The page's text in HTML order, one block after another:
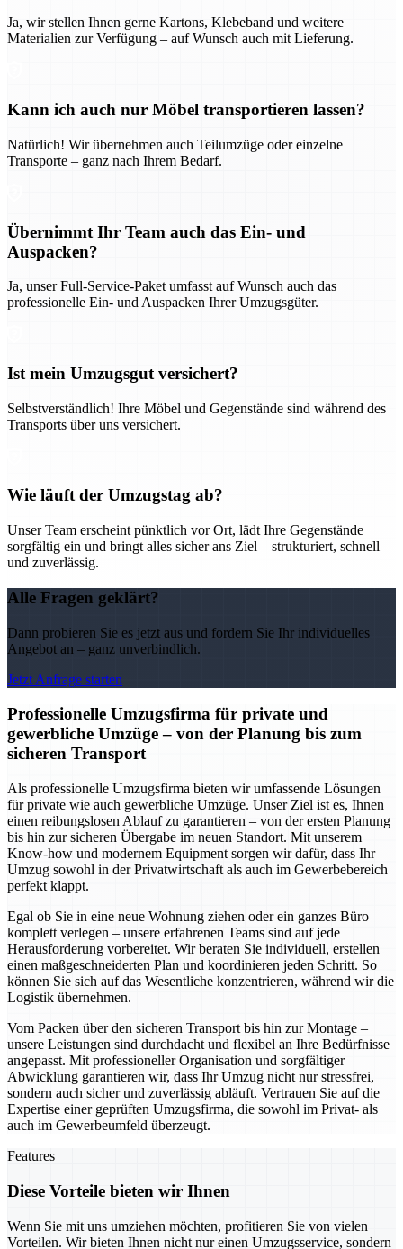
Ja, wir stellen Ihnen gerne Kartons, Klebeband und weitere
Materialien zur Verfügung – auf Wunsch auch mit Lieferung.
Kann ich auch nur Möbel transportieren lassen?
Natürlich! Wir übernehmen auch Teilumzüge oder einzelne
Transporte – ganz nach Ihrem Bedarf.
Übernimmt Ihr Team auch das Ein- und
Auspacken?
Ja, unser Full-Service-Paket umfasst auf Wunsch auch das
professionelle Ein- und Auspacken Ihrer Umzugsgüter.
Ist mein Umzugsgut versichert?
Selbstverständlich! Ihre Möbel und Gegenstände sind während des
Transports über uns versichert.
Wie läuft der Umzugstag ab?
Unser Team erscheint pünktlich vor Ort, lädt Ihre Gegenstände
sorgfältig ein und bringt alles sicher ans Ziel – strukturiert, schnell
und zuverlässig.
Alle Fragen geklärt?
Dann probieren Sie es jetzt aus und fordern Sie Ihr individuelles
Angebot an – ganz unverbindlich.
Jetzt Anfrage starten
Professionelle Umzugsfirma für private und
gewerbliche Umzüge – von der Planung bis zum
sicheren Transport
Als professionelle Umzugsfirma bieten wir umfassende Lösungen
für private wie auch gewerbliche Umzüge. Unser Ziel ist es, Ihnen
einen reibungslosen Ablauf zu garantieren – von der ersten Planung
bis hin zur sicheren Übergabe im neuen Standort. Mit unserem
Know-how und modernem Equipment sorgen wir dafür, dass Ihr
Umzug sowohl in der Privatwirtschaft als auch im Gewerbebereich
perfekt klappt.
Egal ob Sie in eine neue Wohnung ziehen oder ein ganzes Büro
komplett verlegen – unsere erfahrenen Teams sind auf jede
Herausforderung vorbereitet. Wir beraten Sie individuell, erstellen
einen maßgeschneiderten Plan und koordinieren jeden Schritt. So
können Sie sich auf das Wesentliche konzentrieren, während wir die
Logistik übernehmen.
Vom Packen über den sicheren Transport bis hin zur Montage –
unsere Leistungen sind durchdacht und flexibel an Ihre Bedürfnisse
angepasst. Mit professioneller Organisation und sorgfältiger
Abwicklung garantieren wir, dass Ihr Umzug nicht nur stressfrei,
sondern auch sicher und zuverlässig abläuft. Vertrauen Sie auf die
Expertise einer geprüften Umzugsfirma, die sowohl im Privat- als
auch im Gewerbeumfeld überzeugt.
Features
Diese Vorteile bieten wir Ihnen
Wenn Sie mit uns umziehen möchten, profitieren Sie von vielen
Vorteilen. Wir bieten Ihnen nicht nur einen Umzugsservice, sondern